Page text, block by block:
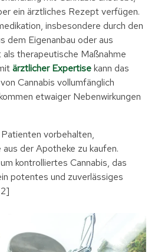
ein ärztliches Rezept verfügen.
insbesondere durch den
dem Eigenanbau oder aus
therapeutische Maßnahme
ärztlicher Expertisekann das
Cannabis vollumfänglich
etwaiger Nebenwirkungen
vorbehalten,
der Apotheke zu kaufen.
kontrolliertes Cannabis, das
potentes und zuverlässiges